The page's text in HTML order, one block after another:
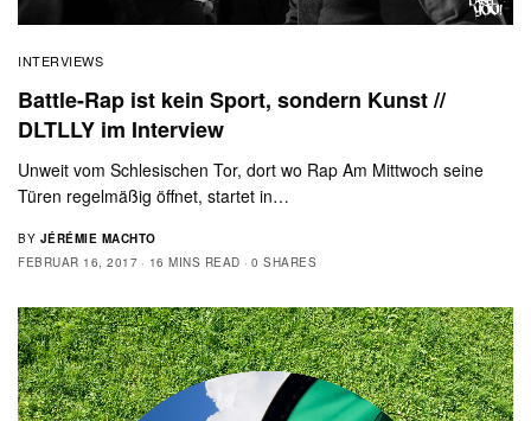
INTERVIEWS
Battle-Rap ist kein Sport, sondern Kunst //
DLTLLY im Interview
Unweit vom Schlesischen Tor, dort wo Rap Am Mittwoch seine
Türen regelmäßig öffnet, startet in…
BY JÉRÉMIE MACHTO
FEBRUAR 16, 2017
16 MINS READ 0 SHARES